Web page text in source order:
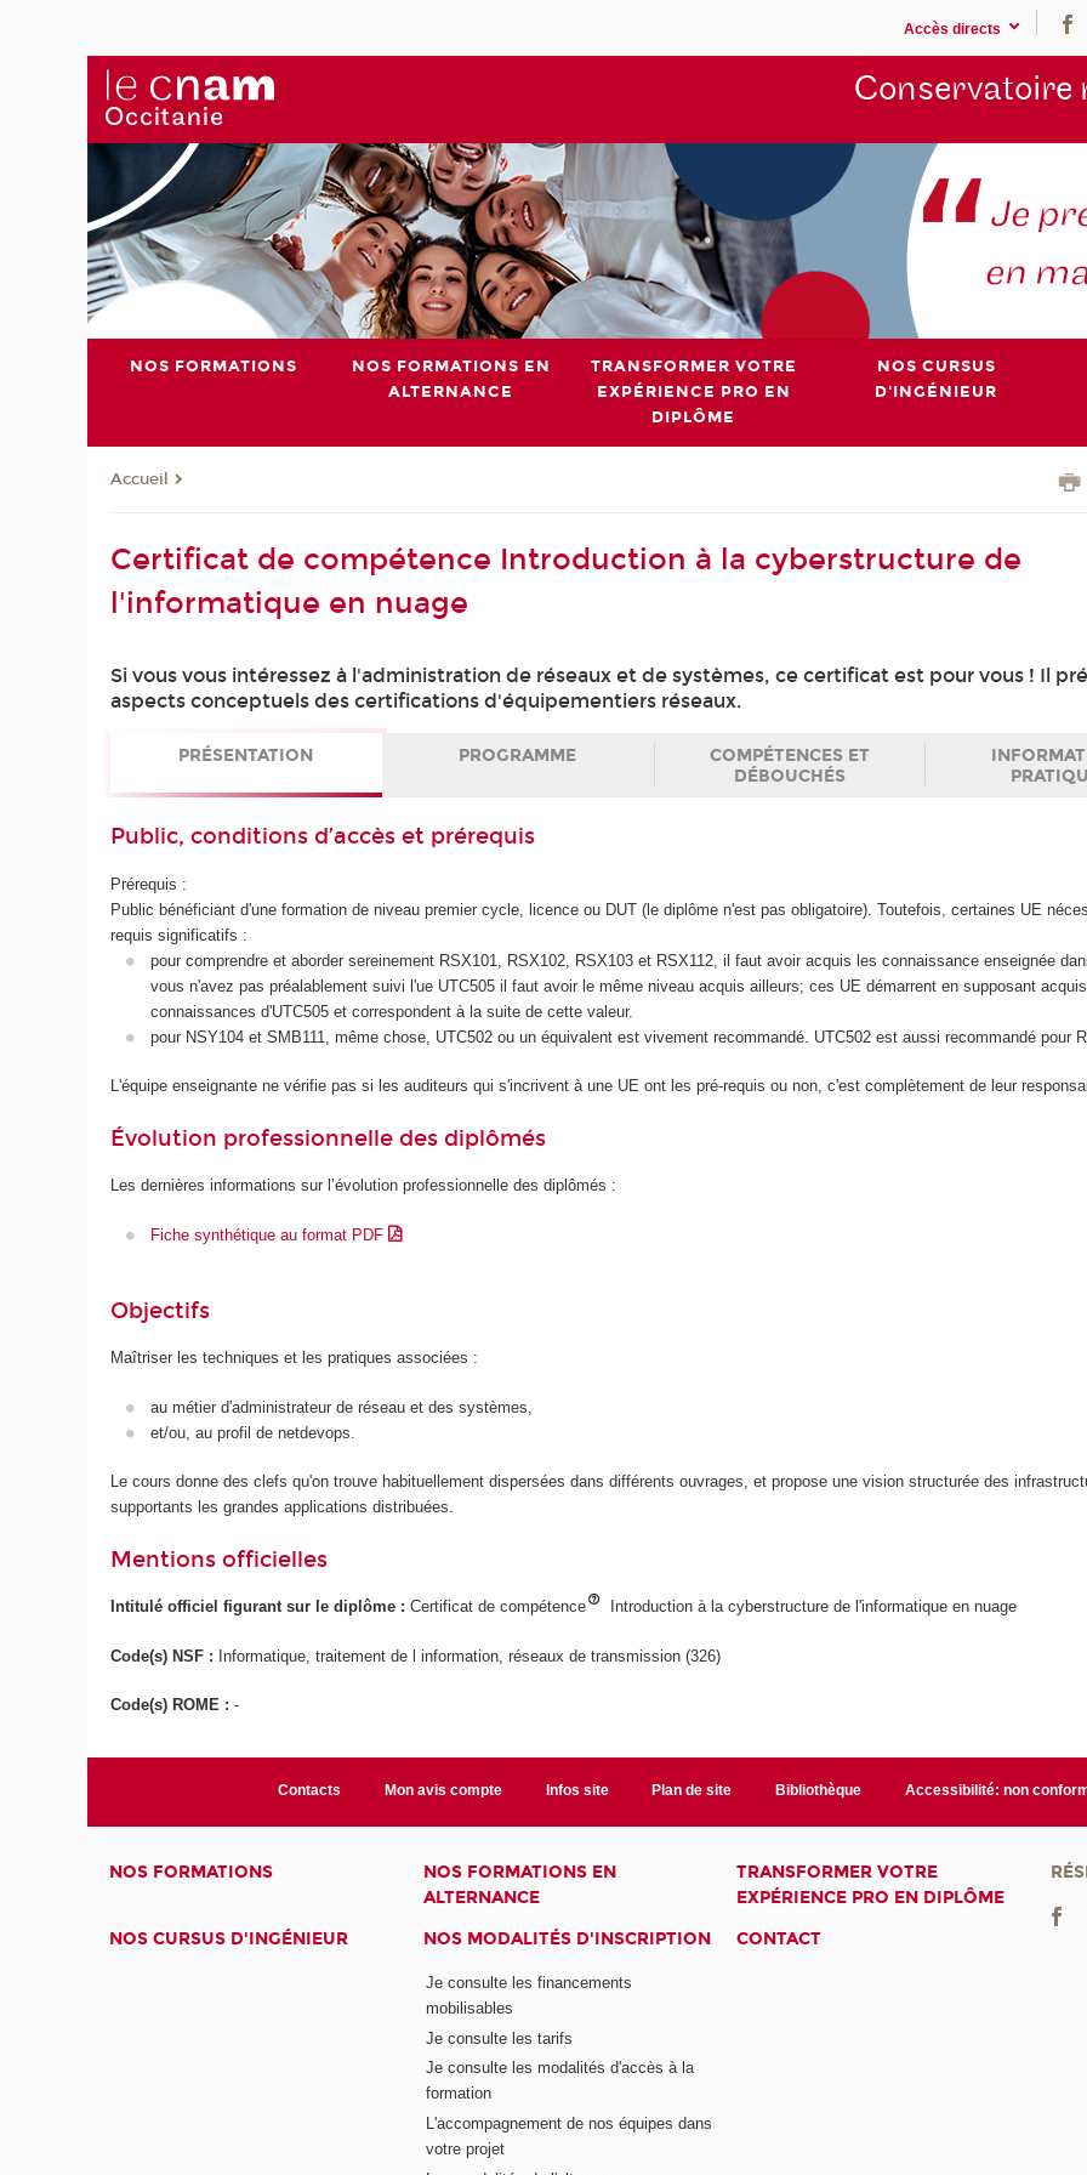
Accès directs
Conservatoire
NOS FORMATIONS
NOS FORMATIONS EN
ALTERNANCE
TRANSFORMER VOTRE
EXPÉRIENCE PRO EN
DIPLÔME
NOS CURSUS
D'INGÉNIEUR
Accueil
Certificat de compétence Introduction à la cyberstructure de
l'informatique en nuage
Si vous vous intéressez à l'administration de réseaux et de systèmes, ce certificat est pour vous ! Il
aspects conceptuels des certifications d'équipementiers réseaux.
PRÉSENTATION PROGRAMME
COMPÉTENCES ET
DÉBOUCHÉS
Public, conditions d’accès et prérequis
Prérequis :
Public bénéficiant d'une formation de niveau premier cycle, licence ou DUT (le diplôme n'est pas obligatoire). Toutefois, certaines UE
requis significatifs :
pour comprendre et aborder sereinement RSX101, RSX102, RSX103 et RSX112, il faut avoir acquis les connaissance enseignée
vous n'avez pas préalablement suivi l'ue UTC505 il faut avoir le même niveau acquis ailleurs; ces UE démarrent en supposant
connaissances d'UTC505 et correspondent à la suite de cette valeur.
pour NSY104 et SMB111, même chose, UTC502 ou un équivalent est vivement recommandé. UTC502 est aussi recommandé pour
L'équipe enseignante ne vérifie pas si les auditeurs qui s'incrivent à une UE ont les pré-requis ou non, c'est complètement de leur
Évolution professionnelle des diplômés
Les dernières informations sur l’évolution professionnelle des diplômés :
Fiche synthétique au format PDF
Objectifs
Maîtriser les techniques et les pratiques associées :
au métier d'administrateur de réseau et des systèmes,
et/ou, au profil de netdevops.
Le cours donne des clefs qu'on trouve habituellement dispersées dans différents ouvrages, et propose une vision structurée des
supportants les grandes applications distribuées.
Mentions officielles
Intitulé officiel figurant sur le diplôme :Certificat de compétence Introduction à la cyberstructure de l'informatique en nuage
Code(s) NSF : Informatique, traitement de l information, réseaux de transmission (326)
Code(s) ROME :-
Contacts Mon avis compte Infos site Plan de site Bibliothèque Accessibilité: non
NOS FORMATIONS
NOS FORMATIONS EN
ALTERNANCE
TRANSFORMER VOTRE
EXPÉRIENCE PRO EN DIPLÔME
NOS CURSUS D'INGÉNIEUR
NOS MODALITÉS D'INSCRIPTION
Je consulte les financements
mobilisables
Je consulte les tarifs
Je consulte les modalités d'accès à la
formation
L'accompagnement de nos équipes dans
votre projet
CONTACT